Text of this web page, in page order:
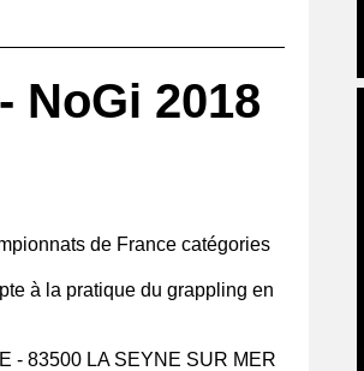
NoGi 2018
de France catégories
à la pratique du grappling en
- 83500 LA SEYNE SUR MER